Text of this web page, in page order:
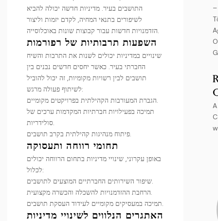
התושבים בעיר. מדיניות חדשה יכולה להביא
לשיפורים בתנאי המחיה, לקדם יזמות וליצור
הזדמנויות חדשות עבור קבוצות שונות באוכלוסייה.
השפעות תרבותיות של רפורמות
שינויים במדיניות יכולים לשנות את התרבות והשיח
החברתי בעיר. כאשר יחסים חדשים נבנים בין
תושבים לבין רשויות מקומיות, זה יכול להוביל
לשיתוף פעולה מרגש:
הגברת המעורבות הקהילתית בפרויקטים מקומיים.
תמיכה בפעילויות חברתיות המקדמות ערכים של
סולידריות.
פיתוח מנהיגות קהילתית בקרב תושבים.
תחומי רווחה ותעסוקה
באופן עקרוני, שינויי מדיניות בתחום הרווחה יכולים
לכלול:
שיפור השירותים החברתיים המוצעים לתושבים.
הרחבת ההזדמנויות להשכלה והכשרה מקצועית.
תמיכה במעסיקים מקומיים לעידוד העסקת תושבים.
האתגרים הנלווים לשינויי מדיניות